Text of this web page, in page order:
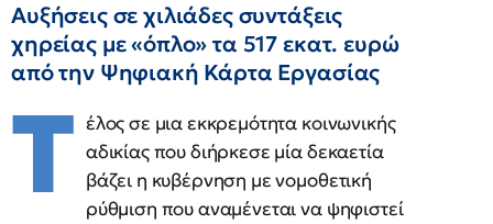
Αυξήσεις σε χιλιάδες συντάξεις
χηρείας με «όπλο» τα 517 εκατ. ευρώ
από την Ψηφιακή Κάρτα Εργασίας
Τ έλος σε μια εκκρεμότητα κοινωνικής
αδικίας που διήρκεσε μία δεκαετία
βάζει η κυβέρνηση με νομοθετική
ρύθμιση που αναμένεται να ψηφιστεί